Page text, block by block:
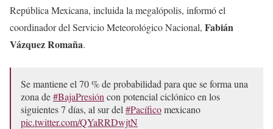
República Mexicana, incluida la megalópolis, informó el
coordinador del Servicio Meteorológico Nacional, Fabián
Vázquez Romaña.
Se mantiene el 70 % de probabilidad para que se forma una
zona de#BajaPresión con potencial ciclónico en los
siguientes 7 días, al sur del #Pacíficomexicano
pic.twitter.com/QYaRRDwjtN